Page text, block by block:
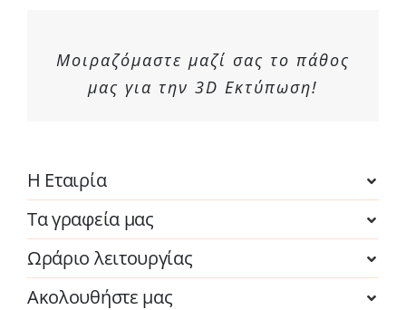
Μοιραζόμαστε μαζί σας το πάθος
μας για την 3D Εκτύπωση!
Η Εταιρία
Τα γραφεία μας
Ωράριο λειτουργίας
Ακολουθήστε μας